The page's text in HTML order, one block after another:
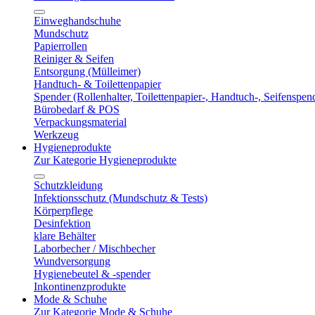
Einweghandschuhe
Mundschutz
Papierrollen
Reiniger & Seifen
Entsorgung (Mülleimer)
Handtuch- & Toilettenpapier
Spender (Rollenhalter, Toilettenpapier-, Handtuch-,
Bürobedarf & POS
Verpackungsmaterial
Werkzeug
Hygieneprodukte
Zur Kategorie Hygieneprodukte
Schutzkleidung
Infektionsschutz (Mundschutz & Tests)
Körperpflege
Desinfektion
klare Behälter
Laborbecher / Mischbecher
Wundversorgung
Hygienebeutel & -spender
Inkontinenzprodukte
Mode & Schuhe
Zur Kategorie Mode & Schuhe